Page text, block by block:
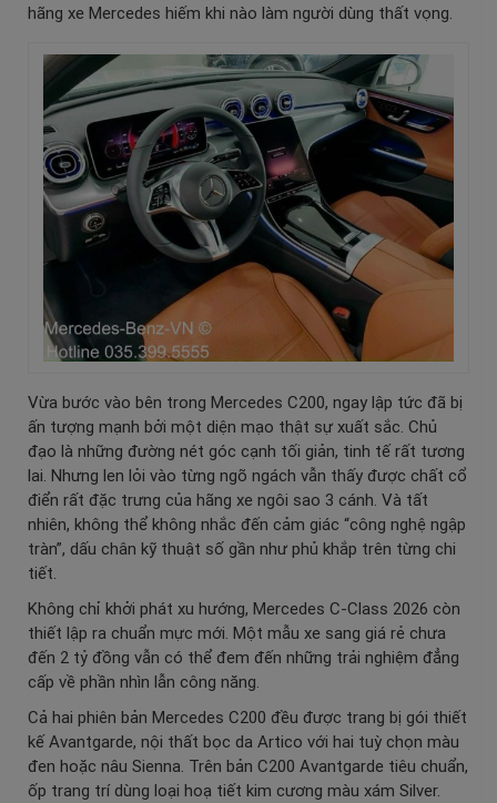
hãng xe Mercedes hiếm khi nào làm người dùng thất vọng.
Vừa bước vào bên trong Mercedes C200, ngay lập tức đã bị
ấn tượng mạnh bởi một diện mạo thật sự xuất sắc. Chủ
đạo là những đường nét góc cạnh tối giản, tinh tế rất tương
lai. Nhưng len lỏi vào từng ngõ ngách vẫn thấy được chất cổ
điển rất đặc trưng của hãng xe ngôi sao 3 cánh. Và tất
nhiên, không thể không nhắc đến cảm giác “công nghệ ngập
tràn”, dấu chân kỹ thuật số gần như phủ khắp trên từng chi
tiết.
Không chỉ khởi phát xu hướng, Mercedes C-Class 2026 còn
thiết lập ra chuẩn mực mới. Một mẫu xe sang giá rẻ chưa
đến 2 tỷ đồng vẫn có thể đem đến những trải nghiệm đẳng
cấp về phần nhìn lẫn công năng.
Cả hai phiên bản Mercedes C200 đều được trang bị gói thiết
kế Avantgarde, nội thất bọc da Artico với hai tuỳ chọn màu
đen hoặc nâu Sienna. Trên bản C200 Avantgarde tiêu chuẩn,
ốp trang trí dùng loại hoạ tiết kim cương màu xám Silver.